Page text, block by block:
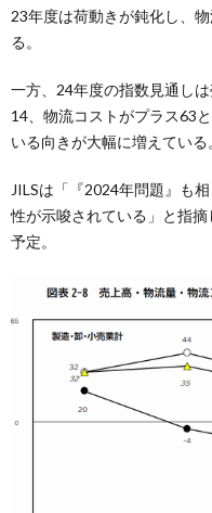
23年度は荷動きが鈍化し、
る。
一方、24年度の指数見通し
14、物流コストがプラス63
いる向きが大幅に増えている
JILSは「『2024年問題』も
性が示唆されている」と指
予定。